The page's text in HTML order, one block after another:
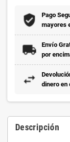
Pago
mayores
Envío
por
dinero en
Descripción